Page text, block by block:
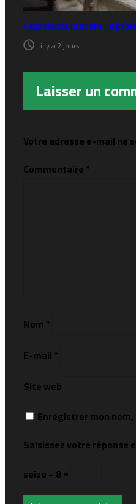
Casablanca prépare un
il y a 2 jours
Laisser un
Votre adresse e-mail ne
Commentaire*
Nom*
E-mail*
Site web
Enregistrer mon
Saisissez votre réponse
seize − 8 =